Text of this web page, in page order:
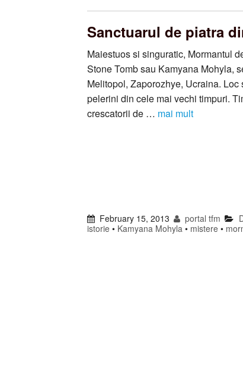
Sanctuarul de piatra
Maiestuos si singuratic, Mormantul
Stone Tomb sau Kamyana Mohyla,
Melitopol, Zaporozhye, Ucraina. Loc
pelerini din cele mai vechi timpuri.
crescatorii de … mai mult
February 15, 2013 portal tfm
istorie • Kamyana Mohyla • mistere •